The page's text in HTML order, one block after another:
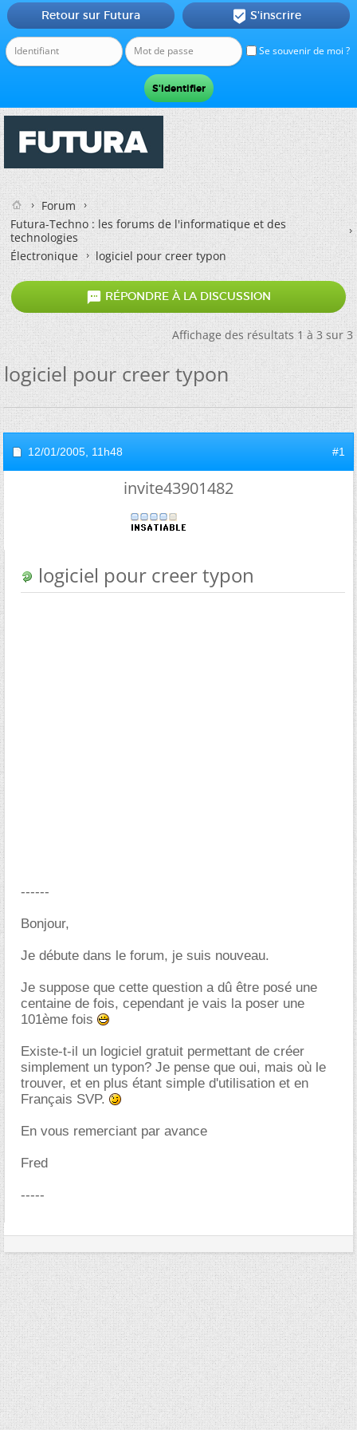
Se souvenir de moi ?
Retour sur Futura  S'inscrire
Forum
Futura-Techno : les forums de l'informatique et des
technologies
Électronique
logiciel pour creer typon
 RÉPONDRE À LA DISCUSSION
Affichage des résultats 1 à 3 sur 3
logiciel pour creer typon
12/01/2005, 11h48 #1
invite43901482
logiciel pour creer typon
------
Bonjour,
Je débute dans le forum, je suis nouveau.
Je suppose que cette question a dû être posé une
centaine de fois, cependant je vais la poser une
101ème fois
Existe-t-il un logiciel gratuit permettant de créer
simplement un typon? Je pense que oui, mais où le
trouver, et en plus étant simple d'utilisation et en
Français SVP.
En vous remerciant par avance
Fred
-----